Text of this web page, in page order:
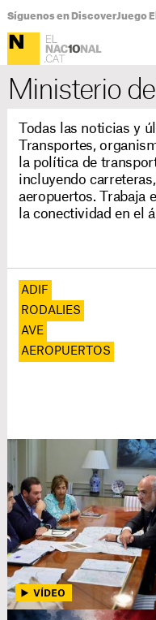
Síguenos en DiscoverJuego
Ministerio
Todas las noticias y
Transportes,
la política de
incluyendo
aeropuertos. Trabaja
la conectividad en el
ADIF
RODALIES
AVE
AEROPUERTOS